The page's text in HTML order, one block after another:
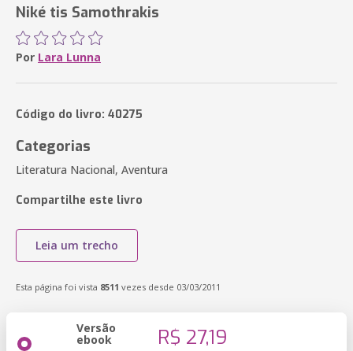
Niké tis Samothrakis
Por Lara Lunna
Código do livro: 40275
Categorias
Literatura Nacional, Aventura
Compartilhe este livro
Leia um trecho
Esta página foi vista 8511 vezes desde 03/03/2011
Versão
ebook R$ 27,19